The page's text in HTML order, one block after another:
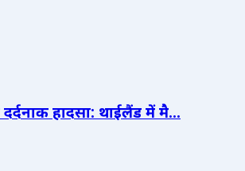
हादसा: थाईलैंड में मै...